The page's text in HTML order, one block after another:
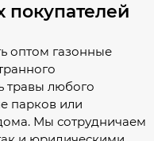
покупателей
оптом газонные
травы любого
парков или
Мы сотрудничаем